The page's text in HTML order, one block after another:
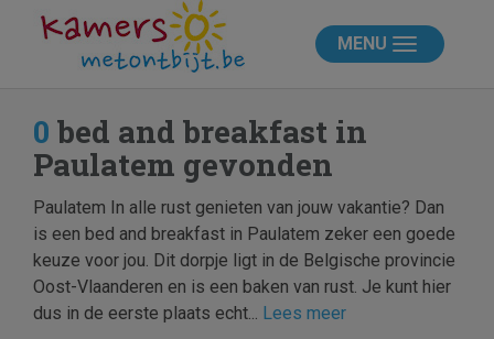
MENU
0 bed and breakfast in
Paulatem gevonden
Paulatem In alle rust genieten van jouw vakantie? Dan
is een bed and breakfast in Paulatem zeker een goede
keuze voor jou. Dit dorpje ligt in de Belgische provincie
Oost-Vlaanderen en is een baken van rust. Je kunt hier
dus in de eerste plaats echt... Lees meer